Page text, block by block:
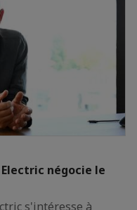
négocie le
s'intéresse à